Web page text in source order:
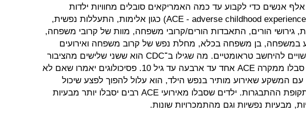
יותר מ־17 אלף אנשים כדי לקבוע עד כמה האמריקאים סובלים מחוויות ילדות
שליליות (ACE - adverse childhood experiences) כגון אלימות, התעללות נפשית,
גירושי הורים, התאבדות הורים/קרובי משפחה, מוות של קרובי משפחה,
במשפחה, בן משפחה בכלא, מחלת נפש של קרוב משפחה ואירועים
אחרים שעשויים להיחשב טראומטיים. מה שגילו ב־CDC הוא ששני שלישים מהציבור
האמריקאי סבלו ממקרה ACE אחד עד ארבעה עד גיל 10. פסיכולוגים יאמרו שאם לא
המשקע שאירוע מותיר בנפש הילד, הוא עלול להפוך לפצע שיכול
להחריף בתקופת ההתבגרות. ילדים שסבלו מאירועי ACE רבים יסבלו יותר מבעיות
מבעיות נפשיות וגם מהתמכרויות שונות.